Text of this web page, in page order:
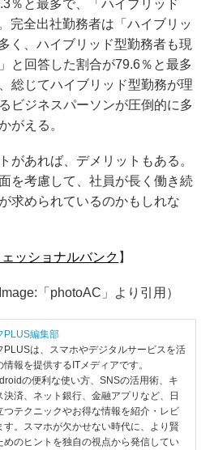
％と最多で、「ハイブリッド
完全出社勤務者は「ハイブリッ
く、ハイブリッド型勤務者も現
と回答した割合が79.6％と最多
総じてハイブリッド型勤務が理
ビジネスパーソンが圧倒的に多
がえる。
があれば、デメリットもある。
を考慮して、社員が長く働き続
求められているのかもしれな
ッショナルバンク 】
「photoAC」より引用）
PLUS編集部
PLUSは、スマホやデジタルサービスを活
報を提供するITメディアです。
の便利な使い方、SNSの活用術、キ
決済、ネット銀行、金融アプリなど、日
つテクニックやお得な情報を紹介・レビ
す。スマホが欠かせない時代に、より賢
めのヒントを独自の視点から発信してい